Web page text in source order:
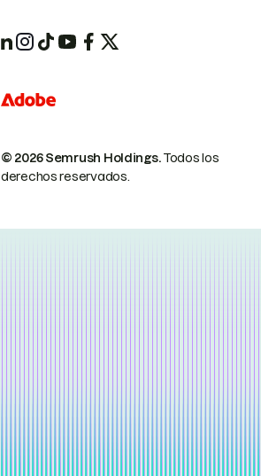
© 2026 Semrush Holdings.Todos los
derechos reservados.